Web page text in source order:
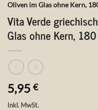
Oliven im Glas ohne Kern,
Vita Verde
Glas ohne Kern,
5,95 €
Inkl. MwSt.